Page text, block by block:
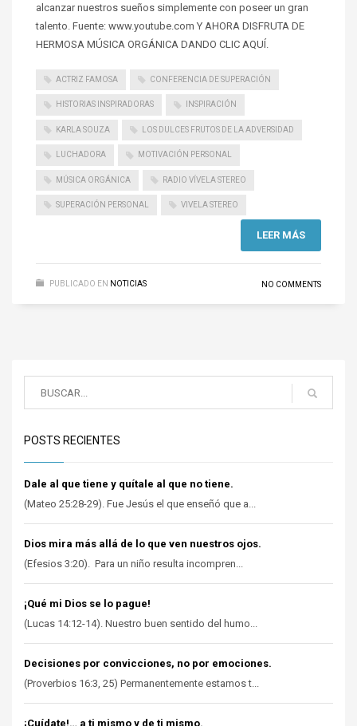
alcanzar nuestros sueños simplemente con poseer un gran
talento. Fuente: www.youtube.com Y AHORA DISFRUTA DE
HERMOSA MÚSICA ORGÁNICA DANDO CLIC AQUÍ.
ACTRIZ FAMOSA CONFERENCIA DE SUPERACIÓN
HISTORIAS INSPIRADORAS INSPIRACIÓN
KARLA SOUZA LOS DULCES FRUTOS DE LA ADVERSIDAD
LUCHADORA MOTIVACIÓN PERSONAL
MÚSICA ORGÁNICA RADIO VÍVELA STEREO
SUPERACIÓN PERSONAL VIVELA STEREO
LEER MÁS
PUBLICADO EN NOTICIAS NO COMMENTS
POSTS RECIENTES
Dale al que tiene y quítale al que no tiene.
(Mateo 25:28-29). Fue Jesús el que enseñó que a...
Dios mira más allá de lo que ven nuestros ojos.
(Efesios 3:20). Para un niño resulta incompren...
¡Qué mi Dios se lo pague!
(Lucas 14:12-14). Nuestro buen sentido del humo...
Decisiones por convicciones, no por emociones.
(Proverbios 16:3, 25) Permanentemente estamos t...
¡Cuídate!… a ti mismo y de ti mismo.